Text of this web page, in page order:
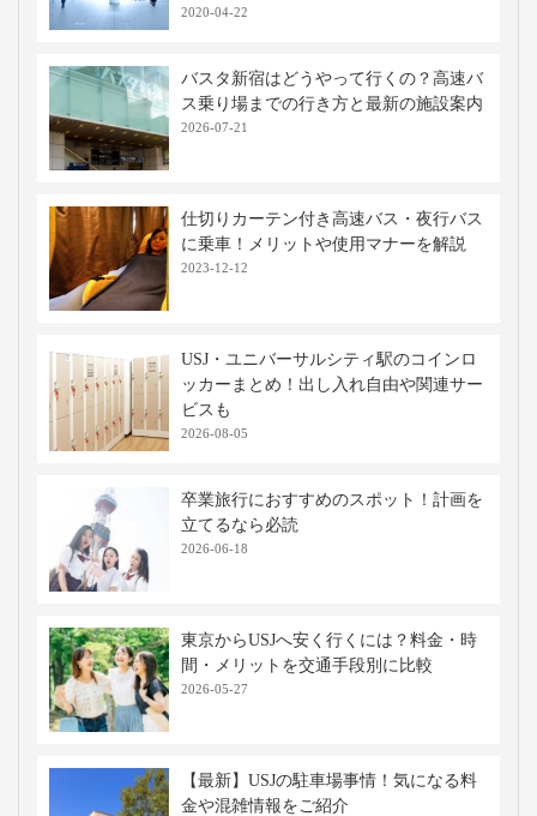
2020-04-22
バスタ新宿はどうやって行くの？高速バ
ス乗り場までの行き方と最新の施設案内
2026-07-21
仕切りカーテン付き高速バス・夜行バス
に乗車！メリットや使用マナーを解説
2023-12-12
USJ・ユニバーサルシティ駅のコインロ
ッカーまとめ！出し入れ自由や関連サー
ビスも
2026-08-05
卒業旅行におすすめのスポット！計画を
立てるなら必読
2026-06-18
東京からUSJへ安く行くには？料金・時
間・メリットを交通手段別に比較
2026-05-27
【最新】USJの駐車場事情！気になる料
金や混雑情報をご紹介